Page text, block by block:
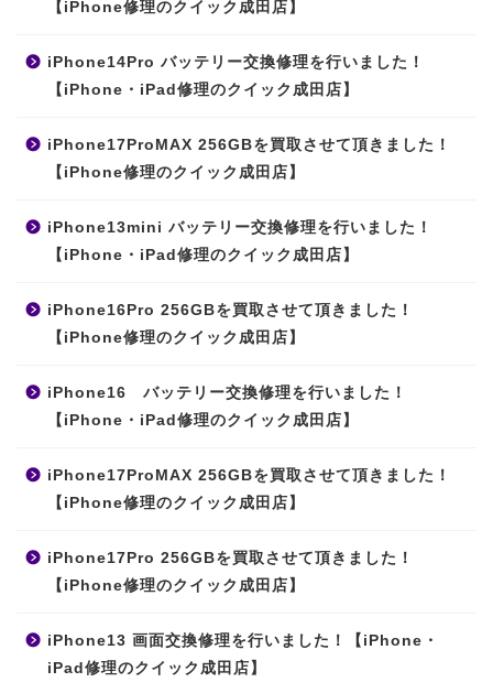
【iPhone修理のクイック成田店】
iPhone14Pro バッテリー交換修理を行いました！
【iPhone・iPad修理のクイック成田店】
iPhone17ProMAX 256GBを買取させて頂きました！
【iPhone修理のクイック成田店】
iPhone13mini バッテリー交換修理を行いました！
【iPhone・iPad修理のクイック成田店】
iPhone16Pro 256GBを買取させて頂きました！
【iPhone修理のクイック成田店】
iPhone16 バッテリー交換修理を行いました！
【iPhone・iPad修理のクイック成田店】
iPhone17ProMAX 256GBを買取させて頂きました！
【iPhone修理のクイック成田店】
iPhone17Pro 256GBを買取させて頂きました！
【iPhone修理のクイック成田店】
iPhone13 画面交換修理を行いました！【iPhone・
iPad修理のクイック成田店】